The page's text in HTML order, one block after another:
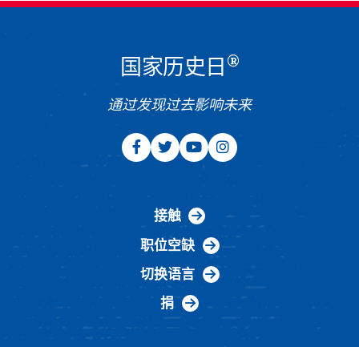
国家历史日 ®
通过发现过去影响未来
接触
职位空缺
切换语言
捐